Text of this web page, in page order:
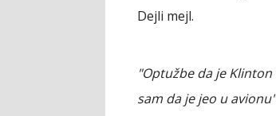
Dejli mejl.
"Optužbe da je
sam da je jeo u avionu"